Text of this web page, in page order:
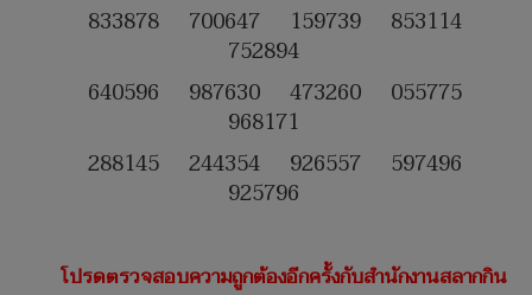
833878 700647 159739 853114
752894
640596 987630 473260 055775
968171
288145 244354 926557 597496
925796
โปรดตรวจสอบความถูกต้องอีกครั้งกับสำนักงานสลากกิน